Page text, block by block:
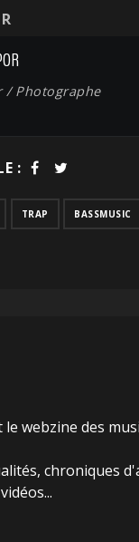
/ Photographe
:
TRAP BASSMUSIC
webzine des
chroniques